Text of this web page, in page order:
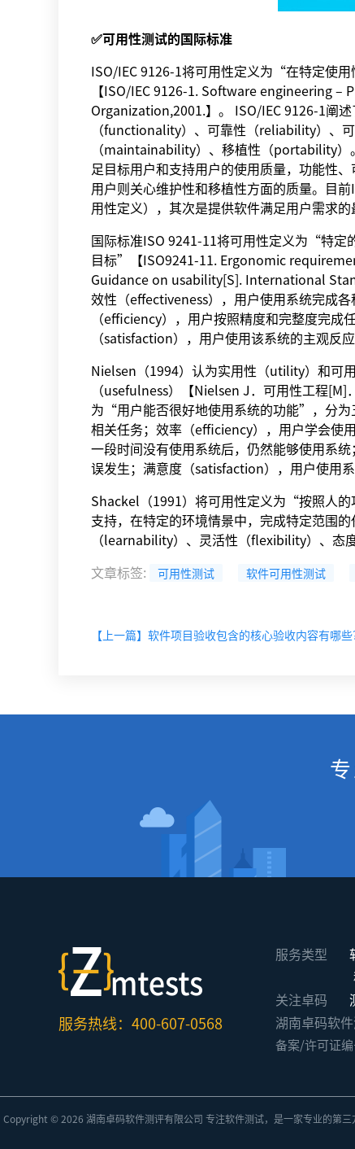
✅可用性测试的国际标准
ISO/IEC 9126-1将可用性定义为“在特定使
【ISO/IEC 9126-1. Software engineering
Organization,2001.】。 ISO/IEC 9126-1阐
（functionality）、可靠性（reliability）、
（maintainability）、移植性（portability
足目标用户和支持用户的使用质量，功能性
用户则关心维护性和移植性方面的质量。目
用性定义），其次是提供软件满足用户需求的
国际标准ISO 9241-11将可用性定义为“特定
目标”【ISO9241-11. Ergonomic
Guidance on usability[S]. International
效性（effectiveness），用户使用系统完成
（efficiency），用户按照精度和完整度完
（satisfaction），用户使用该系统的主观反
Nielsen（1994）认为实用性（utility）和可
（usefulness）【Nielsen J．可用性工程
为“用户能否很好地使用系统的功能”，分
相关任务；效率（efficiency），用户学会使
一段时间没有使用系统后，仍然能够使用系
误发生；满意度（satisfaction），用户使用系
Shackel（1991）将可用性定义为“按照人的
支持，在特定的环境情景中，完成特定范围
（learnability）、灵活性（flexibility）、态
文章标签: 可用性测试 软件可用性测试
服务热线：400-607-0568
服务类型
关注卓码
湖南卓码软
备案/许可证编
Copyright © 2026 湖南卓码软件测评有限公司 专注软件测试，是一家专业的第三